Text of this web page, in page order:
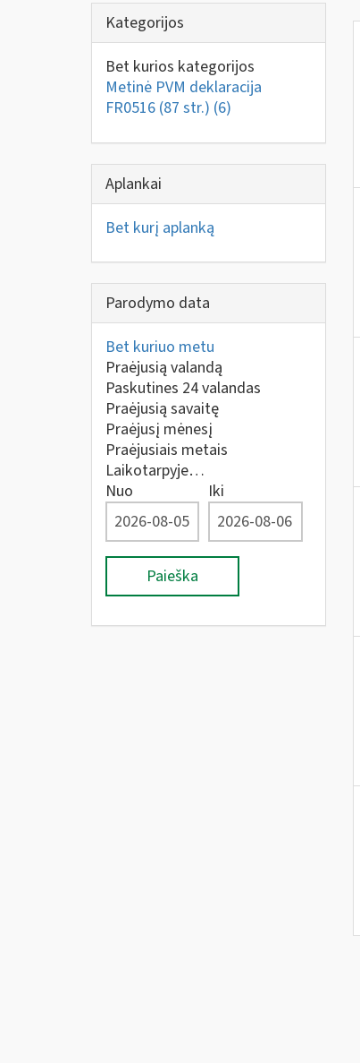
Kategorijos
Bet kurios kategorijos
Metinė PVM deklaracija
FR0516 (87 str.) (6)
Aplankai
Bet kurį aplanką
Parodymo data
Bet kuriuo metu
Praėjusią valandą
Paskutines 24 valandas
Praėjusią savaitę
Praėjusį mėnesį
Praėjusiais metais
Laikotarpyje…
Nuo
Iki
Paieška